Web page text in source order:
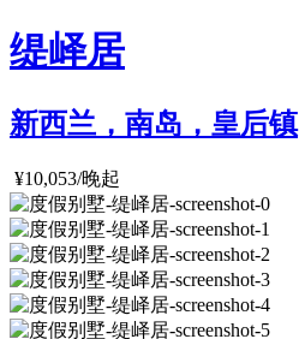
缇峄居
新西兰，南岛，皇后镇
¥10,053/晚起